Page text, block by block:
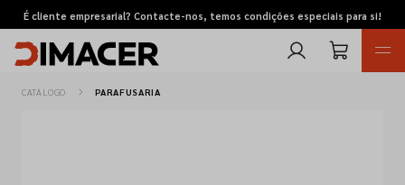
É cliente empresarial? Contacte-nos, temos condições especiais para si!
CATÁLOGO PARAFUSARIA